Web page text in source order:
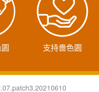
支持嗇色園